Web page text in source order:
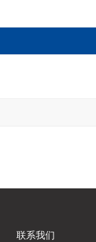
联系我们